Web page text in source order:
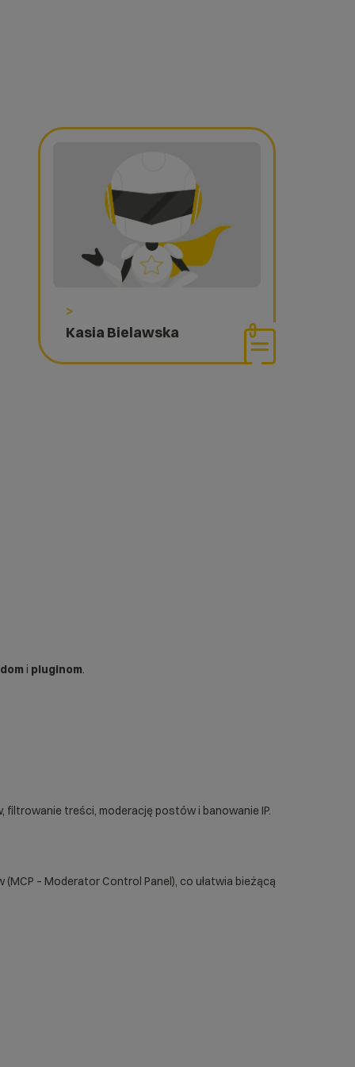
>
Kasia Bielawska
i pluginom.
filtrowanie treści, moderację postów i banowanie IP.
– Moderator Control Panel), co ułatwia bieżącą